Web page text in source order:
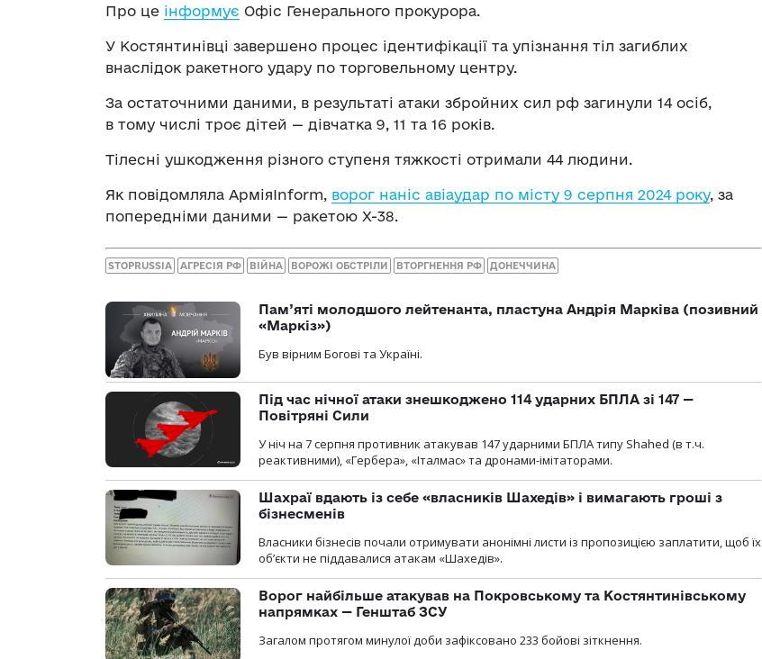
Про це інформує Офіс Генерального прокурора.
У Костянтинівці завершено процес ідентифікації та упізнання тіл загиблих
внаслідок ракетного удару по торговельному центру.
За остаточними даними, в результаті атаки збройних сил рф загинули 14 осіб,
в тому числі троє дітей — дівчатка 9, 11 та 16 років.
Тілесні ушкодження різного ступеня тяжкості отримали 44 людини.
Як повідомляла АрміяInform, ворог наніс авіаудар по місту 9 серпня 2024 року, за
попередніми даними — ракетою Х-38.
STOPRUSSIA АГРЕСІЯ РФ ВІЙНА ВОРОЖІ ОБСТРІЛИ ВТОРГНЕННЯ РФ ДОНЕЧЧИНА
Пам’яті молодшого лейтенанта, пластуна Андрія Марківа (позивний
«Маркіз»)
Був вірним Богові та Україні.
Під час нічної атаки знешкоджено 114 ударних БПЛА зі 147 —
Повітряні Сили
У ніч на 7 серпня противник атакував 147 ударними БПЛА типу Shahed (в т.ч.
реактивними), «Гербера», «Італмас» та дронами-імітаторами.
Шахраї вдають із себе «власників Шахедів» і вимагають гроші з
бізнесменів
Власники бізнесів почали отримувати анонімні листи із пропозицією заплатити, щоб їх
об’єкти не піддавалися атакам «Шахедів».
Ворог найбільше атакував на Покровському та Костянтинівському
напрямках — Генштаб ЗСУ
Загалом протягом минулої доби зафіксовано 233 бойові зіткнення.